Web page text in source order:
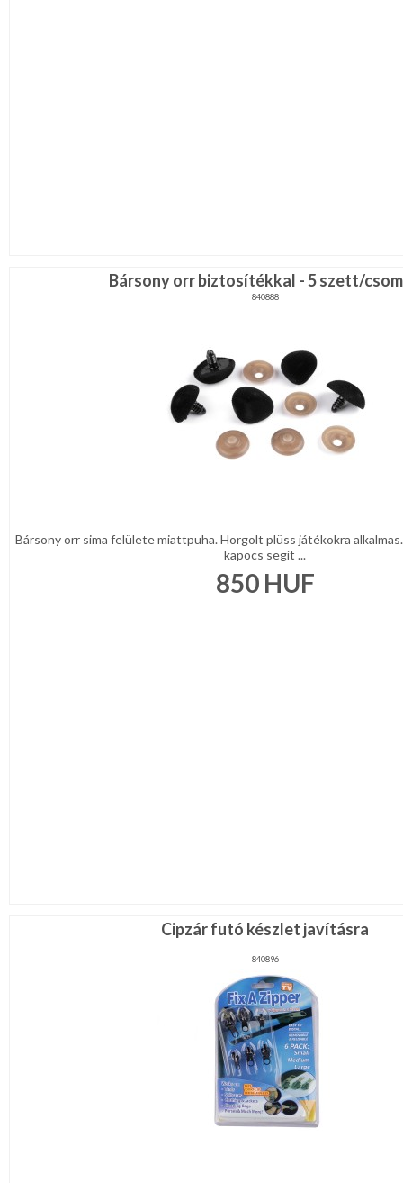
Bársony orr biztosítékkal - 5 szett/
840888
Bársony orr sima felülete miattpuha. Horgolt plüss játékokra
kapocs segít ...
850HUF
Cipzár futó készlet javításra
840896